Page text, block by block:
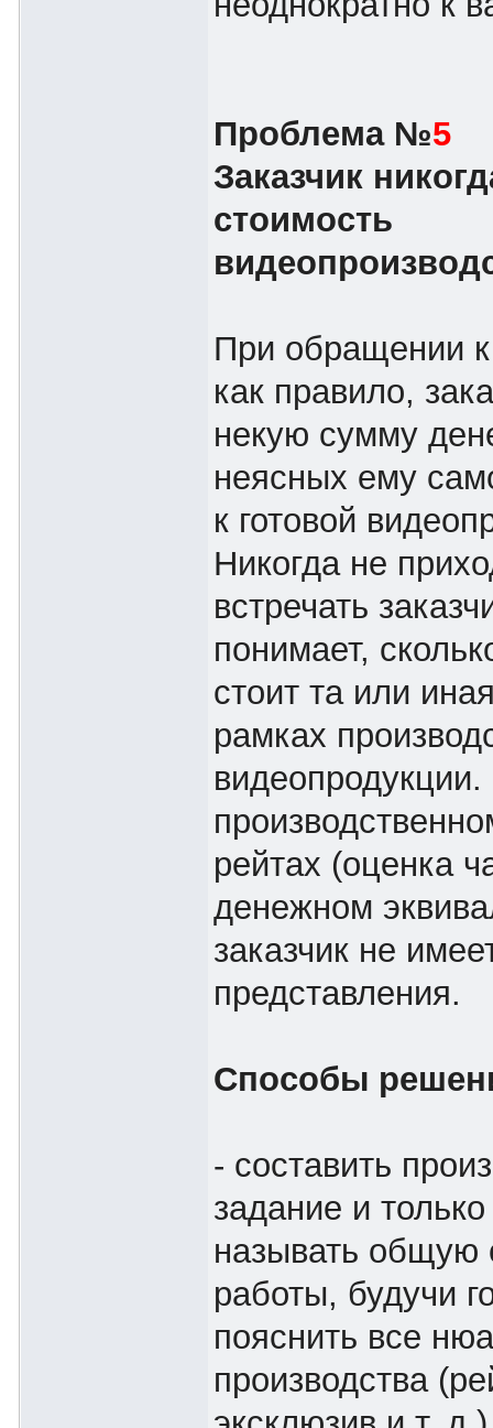
Проблема №5
Заказчик
стоимость
При обращении
как правило,
некую сумму
неясных ему
к готовой
Никогда не
встречать
понимает,
стоит та или
рамках
рейтах (оценка
денежном
заказчик не
представления.
Способы
- составить
задание и
называть общую
работы, будучи
пояснить все
производства